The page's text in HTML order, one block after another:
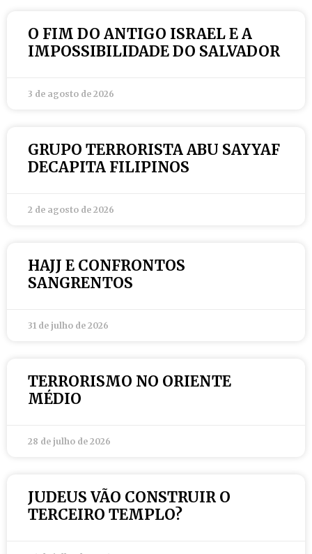
O FIM DO ANTIGO ISRAEL E A
IMPOSSIBILIDADE DO SALVADOR
3 de agosto de 2026
GRUPO TERRORISTA ABU SAYYAF
DECAPITA FILIPINOS
2 de agosto de 2026
HAJJ E CONFRONTOS
SANGRENTOS
31 de julho de 2026
TERRORISMO NO ORIENTE
MÉDIO
28 de julho de 2026
JUDEUS VÃO CONSTRUIR O
TERCEIRO TEMPLO?